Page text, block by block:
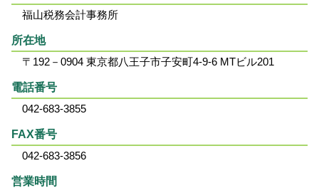
福山税務会計事務所
所在地
〒192－0904 東京都八王子市子安町4-9-6 MTビル201
電話番号
042-683-3855
FAX番号
042-683-3856
営業時間